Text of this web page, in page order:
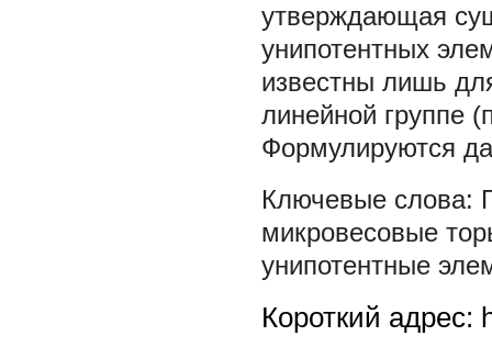
утверждающая
унипотентных
известны лишь
линейной группе
Формулируются
микровесовые
унипотентные
Короткий адрес: